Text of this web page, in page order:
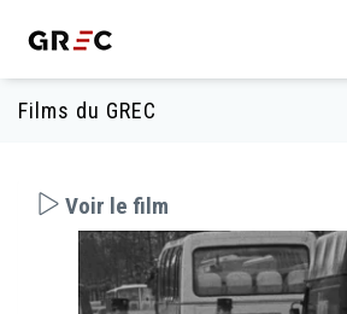
Films du GREC
Voir le film